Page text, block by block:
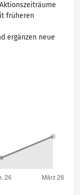
früheren
ergänzen neue